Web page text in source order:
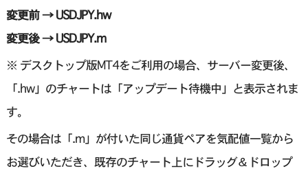
変更前 → USDJPY.hw
変更後 → USDJPY.m
※ デスクトップ版MT4をご利用の場合、サーバー変更後、
「.hw」のチャートは「アップデート待機中」と表示されま
す。
その場合は「.m」が付いた同じ通貨ペアを気配値一覧から
お選びいただき、既存のチャート上にドラッグ＆ドロップ